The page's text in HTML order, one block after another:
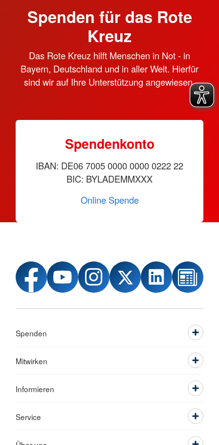
Spenden für das Rote
Kreuz
Das Rote Kreuz hilft Menschen in Not - in
Bayern, Deutschland und in aller Welt. Hierfür
sind wir auf Ihre Unterstützung angewiesen.
Spendenkonto
IBAN: DE06 7005 0000 0000 0222 22
BIC: BYLADEMMXXX
Online Spende
Spenden
Mitwirken
Informieren
Service